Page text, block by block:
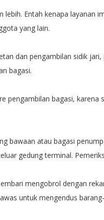
lebih. Entah kenapa layanan
yang lain.
dan pengambilan sidik
bagasi.
pengambilan bagasi, karena
bawaan atau bagasi
gedung terminal.
mengobrol dengan
untuk mengendus